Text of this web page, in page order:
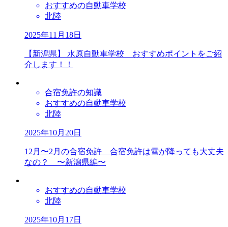
おすすめの自動車学校
北陸
2025年11月18日
【新潟県】 水原自動車学校 おすすめポイントをご紹
介します！！
合宿免許の知識
おすすめの自動車学校
北陸
2025年10月20日
12月〜2月の合宿免許 合宿免許は雪が降っても大丈夫
なの？ 〜新潟県編〜
おすすめの自動車学校
北陸
2025年10月17日